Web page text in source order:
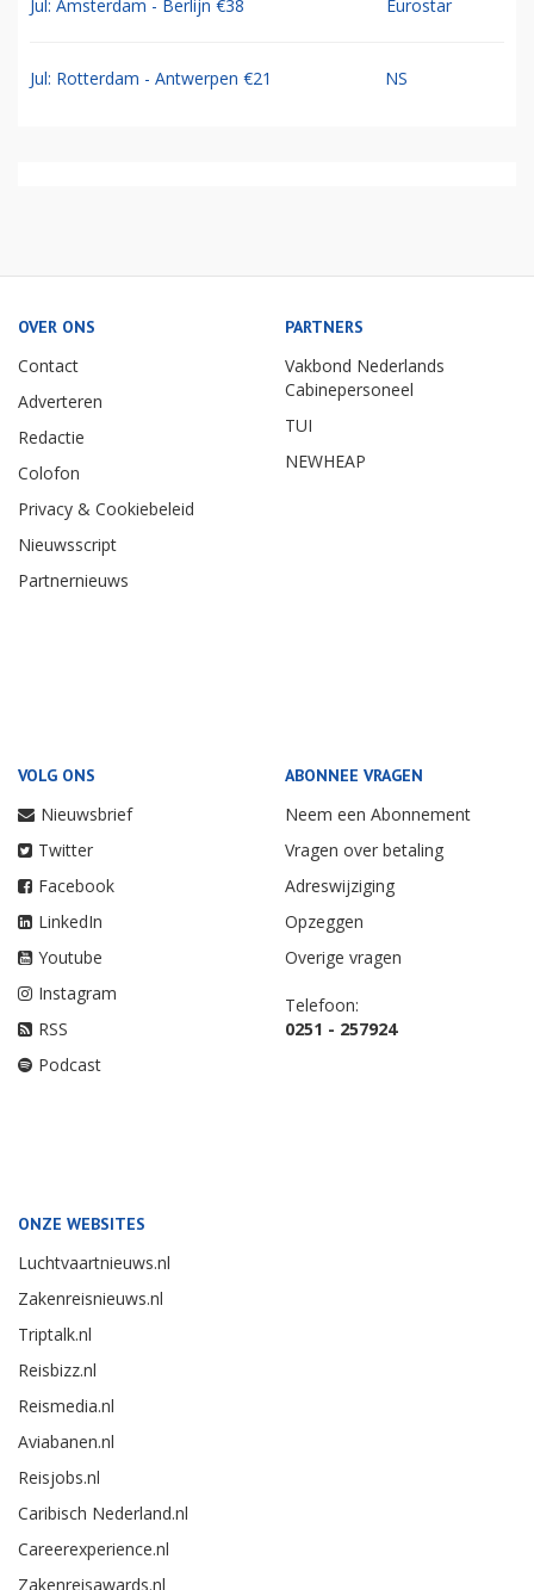
Jul: Amsterdam - Berlijn €38 Eurostar
Jul: Rotterdam - Antwerpen €21 NS
OVER ONS
Contact
Adverteren
Redactie
Colofon
Privacy & Cookiebeleid
Nieuwsscript
Partnernieuws
PARTNERS
Vakbond Nederlands
Cabinepersoneel
TUI
NEWHEAP
VOLG ONS
Nieuwsbrief
Twitter
Facebook
LinkedIn
Youtube
Instagram
RSS
Podcast
ABONNEE VRAGEN
Neem een Abonnement
Vragen over betaling
Adreswijziging
Opzeggen
Overige vragen
Telefoon:
0251 - 257924
ONZE WEBSITES
Luchtvaartnieuws.nl
Zakenreisnieuws.nl
Triptalk.nl
Reisbizz.nl
Reismedia.nl
Aviabanen.nl
Reisjobs.nl
Caribisch Nederland.nl
Careerexperience.nl
Zakenreisawards.nl